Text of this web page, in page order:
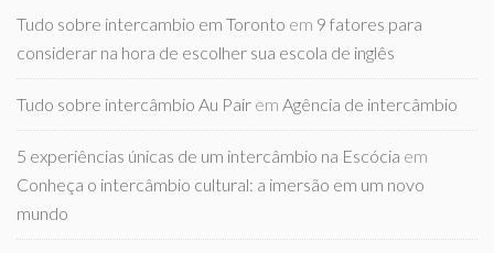
Tudo sobre intercambio em Toronto em 9 fatores para
considerar na hora de escolher sua escola de inglês
Tudo sobre intercâmbio Au Pair em Agência de intercâmbio
5 experiências únicas de um intercâmbio na Escócia em
Conheça o intercâmbio cultural: a imersão em um novo
mundo